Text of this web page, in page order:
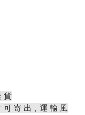
貨
可 寄 出，運 輸 風